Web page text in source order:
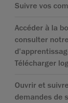
Suivre vos
Accéder à la
consulter
Télécharger
Ouvrir et
demandes de